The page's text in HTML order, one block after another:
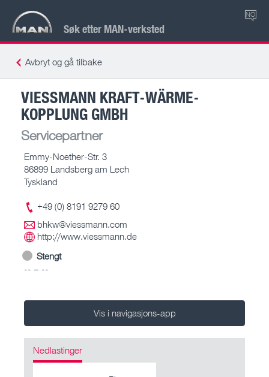
Søk etter MAN-verksted
NO
Avbryt og gå tilbake
VIESSMANN KRAFT-WÄRME-
KOPPLUNG GMBH
Servicepartner
Emmy-Noether-Str. 3
86899 Landsberg am Lech
Tyskland
+49 (0) 8191 9279 60
bhkw@viessmann.com
http://www.viessmann.de
Stengt
-- – --
Vis i navigasjons-app
Nedlastinger